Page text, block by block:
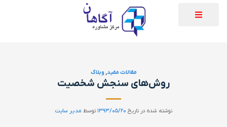
مقالات مفید, وبلاگ
روش‌های سنجش شخصیت
نوشته شده در تاریخ ۱۳۹۳/۰۵/۲۰ توسط مدیر سایت